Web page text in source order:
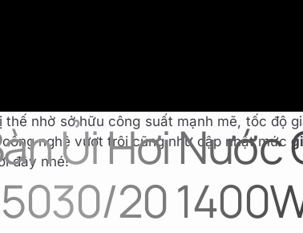
thế nhờ sở hữu công suất mạnh mẽ, tốc độ
nghệ vượt trội cũng như cập nhật mức
đây nhé!Ủi Hơi Nước
20